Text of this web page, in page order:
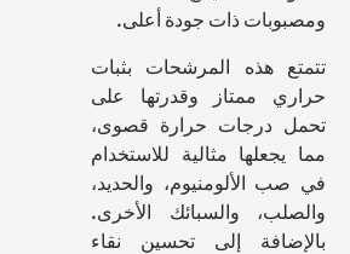
ومصبوبات ذات جودة أعلى.
تتمتع هذه المرشحات بثبات
حراري ممتاز وقدرتها على
تحمل درجات حرارة قصوى،
مما يجعلها مثالية للاستخدام
في صب الألومنيوم، والحديد،
والصلب، والسبائك الأخرى.
بالإضافة إلى تحسين نقاء